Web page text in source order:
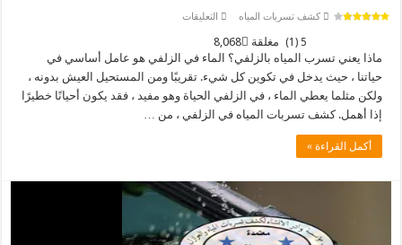
كشف تسربات المياه التعليقاتعلى
المياه
بالزلفي
5 (1) مغلقة
8,068
ماذا يعني تسرب المياه بالزلفي؟ الماء في الزلفي هو عامل أساسي في
حياتنا ، حيث يدخل في تكوين كل شيء. تقريبًا ومن المستحيل العيش بدونه ،
ولكن مثلما يعطي الماء ، في الزلفي الحياة وهو مفيد ، فقد يكون أحيانًا خطيرًا
إذا أهمل. كشف تسربات المياه في الزلفي ، من …
أكمل القراءة »